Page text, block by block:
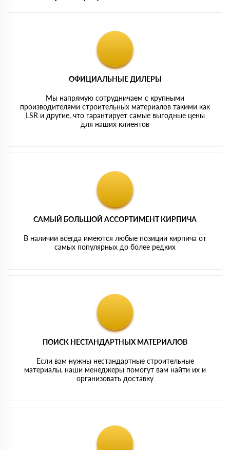
ОФИЦИАЛЬНЫЕ ДИЛЕРЫ
Мы напрямую сотрудничаем с крупными
производителями строительных материалов такими как
LSR и другие, что гарантирует самые выгодные цены
для наших клиентов
САМЫЙ БОЛЬШОЙ АССОРТИМЕНТ КИРПИЧА
В наличии всегда имеются любые позиции кирпича от
самых популярных до более редких
ПОИСК НЕСТАНДАРТНЫХ МАТЕРИАЛОВ
Если вам нужны нестандартные строительные
материалы, наши менеджеры помогут вам найти их и
организовать доставку